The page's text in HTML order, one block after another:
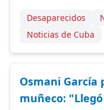
Desaparecidos
Noticias de Cuba
Osmani García
muñeco: